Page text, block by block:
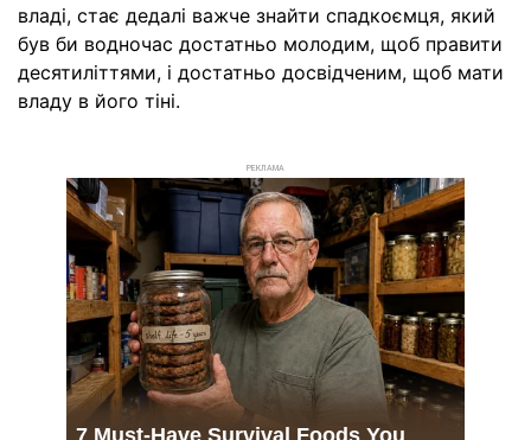
владі, стає дедалі важче знайти спадкоємця, який
був би водночас достатньо молодим, щоб правити
десятиліттями, і достатньо досвідченим, щоб мати
владу в його тіні.
РЕКЛАМА